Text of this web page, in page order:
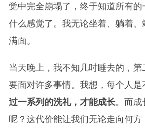
觉中完全崩塌了，终于知道所有的
什么感觉了。我无论坐着、躺着
满面。
当天晚上，我不知几时睡去的，第
要面对许多事情。我想，每个人是
过一系列的洗礼，才能成长。而成
呢？这代价能让我们无论走向何方